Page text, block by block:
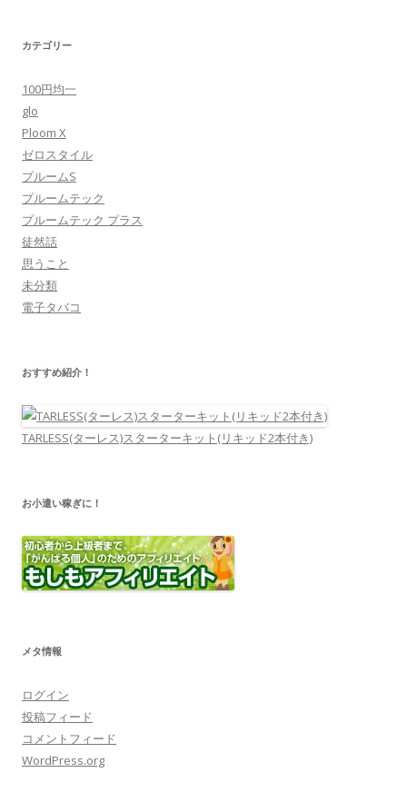
カテゴリー
100円均一
glo
Ploom X
ゼロスタイル
プルームS
プルームテック
プルームテック プラス
徒然話
思うこと
未分類
電子タバコ
おすすめ紹介！
TARLESS(ターレス)スターターキット(リキッド2本付き)
お小遣い稼ぎに！
メタ情報
ログイン
投稿フィード
コメントフィード
WordPress.org